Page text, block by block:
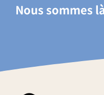
Nous sommes